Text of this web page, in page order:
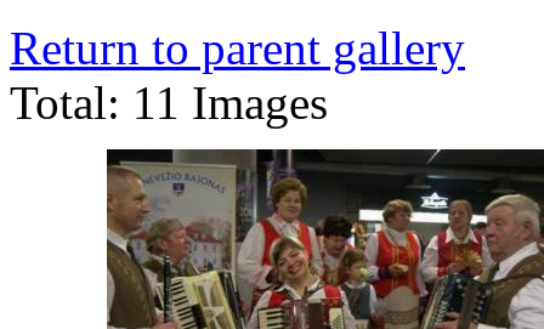
Return to parent gallery
Total: 11 Images